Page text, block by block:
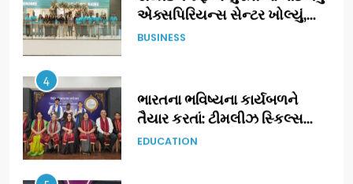
એક્સપિરિયન્સ સેન્ટર ખોલ્યું,
ગુજરાતમાં પોતાની હાજરી વધુ
BUSINESS
4
ભારતના ભવિષ્યના કાર્યબળને
તૈયાર કરતાં: ટીમલીઝ સ્કિલ્સ
યુનિવર્સિટીએ 65 સ્નાતકોને ડિગ્રી
EDUCATION